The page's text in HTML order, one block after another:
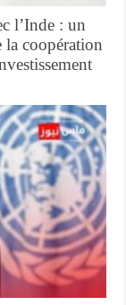
l’Inde : un
coopération